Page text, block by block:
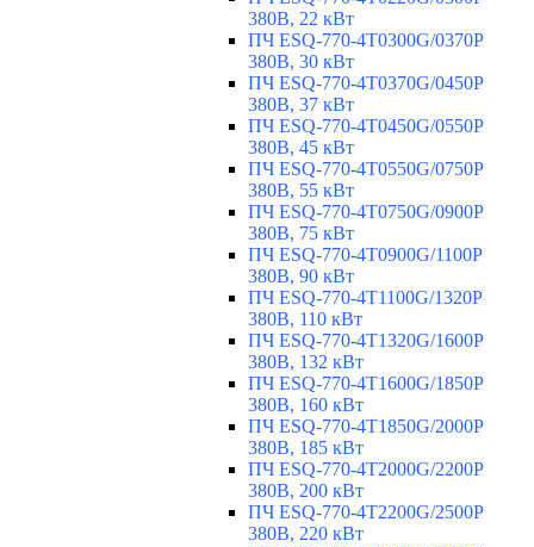
380В, 22 кВт
ПЧ ESQ-770-4T0300G/0370P
380В, 30 кВт
ПЧ ESQ-770-4T0370G/0450P
380В, 37 кВт
ПЧ ESQ-770-4T0450G/0550P
380В, 45 кВт
ПЧ ESQ-770-4T0550G/0750P
380В, 55 кВт
ПЧ ESQ-770-4T0750G/0900P
380В, 75 кВт
ПЧ ESQ-770-4T0900G/1100P
380В, 90 кВт
ПЧ ESQ-770-4T1100G/1320P
380В, 110 кВт
ПЧ ESQ-770-4T1320G/1600P
380В, 132 кВт
ПЧ ESQ-770-4T1600G/1850P
380В, 160 кВт
ПЧ ESQ-770-4T1850G/2000P
380В, 185 кВт
ПЧ ESQ-770-4T2000G/2200P
380В, 200 кВт
ПЧ ESQ-770-4T2200G/2500P
380В, 220 кВт